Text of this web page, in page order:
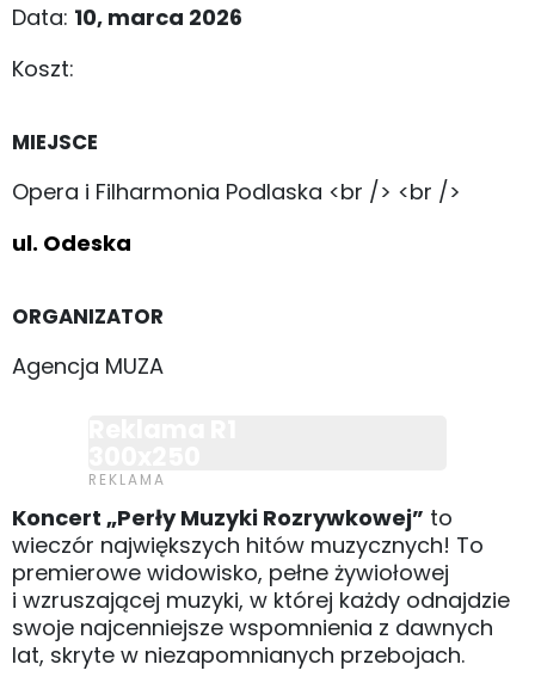
Data: 10, marca 2026
Koszt:
MIEJSCE
Opera i Filharmonia Podlaska <br /> <br />
ul. Odeska
ORGANIZATOR
Agencja MUZA
Koncert „Perły Muzyki Rozrywkowej” to
wieczór największych hitów muzycznych! To
premierowe widowisko, pełne żywiołowej
i wzruszającej muzyki, w której każdy odnajdzie
swoje najcenniejsze wspomnienia z dawnych
lat, skryte w niezapomnianych przebojach.